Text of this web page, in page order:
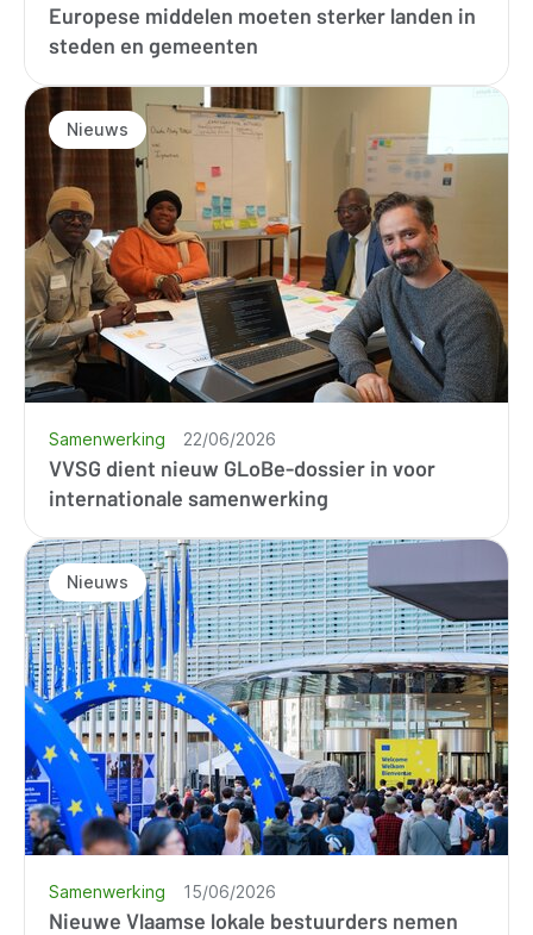
Europese middelen moeten sterker landen in
steden en gemeenten
Nieuws
VVSG dient nieuw GLoBe-dossier in voor
internationale samenwerking
Samenwerking 22/06/2026
Nieuws
Nieuwe Vlaamse lokale bestuurders nemen
Samenwerking 15/06/2026